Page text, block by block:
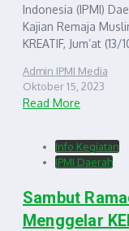
Indonesia (IPMI)
Kajian Remaja
KREATIF, Jum’at
Admin IPMI Media
Oktober 15, 2023
Read More
Info Kegiatan
IPMI Daerah
Sambut
Menggelar